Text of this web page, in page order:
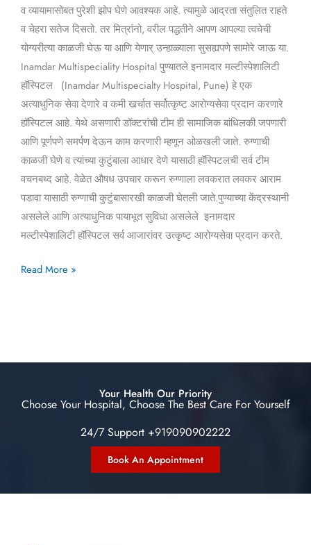
व व्यायामासोबत पुरेशी झोप घेणे आवश्यक आहे. त्यामुळे आद्रता संतुलित राहते
व चेहरा सतेज दिसतो. तर मित्रांनो, वरील पद्धतीने आपण आपल्या त्वचेची
योग्यरीत्या काळजी घेऊ या आणि येणार् उन्हाळ्याला सुसह्यपणे सामोरे जाऊ या.
Inamdar Multispeciality Hospital पुण्यातले इनामदार मल्टीस्पेशालिटी
हॉस्पिटल (Inamdar Multispecialty Hospital, Pune) हे एक
अत्याधुनिक सेवा देणारे व कमी खर्चात सर्वोत्कृष्ट आरोग्यसेवा प्रदान करणारे
हॉस्पिटल आहे. येथे असणारी डॉक्टरांची टीम ही सामाजिक बांधिलकी जपणारी
आणि पूर्णपणे समर्पण देऊन काम करणारी म्हणून ओळखली जाते. रुग्णाची
काळजी घेणे व त्यांच्या कुटुंबाला आधार देणे यासाठी हॉस्पिटलची सर्व टीम
वचनबध्द आहे. वेळेत औषध उपचार करून रुग्णाला लवकरात लवकर आराम
पडावा यासाठी रुग्णाची कुटुंबासारखी काळजी घेतली जाते.पुण्याच्या केंद्रस्थानी
असलेले आणि अत्याधुनिक पायाभूत सुविधा असलेले इनामदार
मल्टीस्पेशालिटी हॉस्पिटल सर्व आजारांवर उत्कृष्ट आरोग्यसेवा प्रदान करते.
Read More »
Your Health Our Priority
Choose Your Hospital, Choose The Best Care For Yourself
24/7 Support +919090902222
Book An Appointment